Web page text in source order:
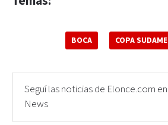
BOCA COPA
Seguí las noticias de Elonce.com
News